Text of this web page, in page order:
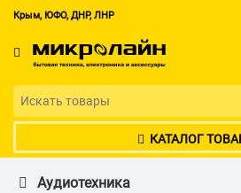
Крым, ЮФО, ДНР, ЛНР
КАТАЛОГ
Аудиотехника